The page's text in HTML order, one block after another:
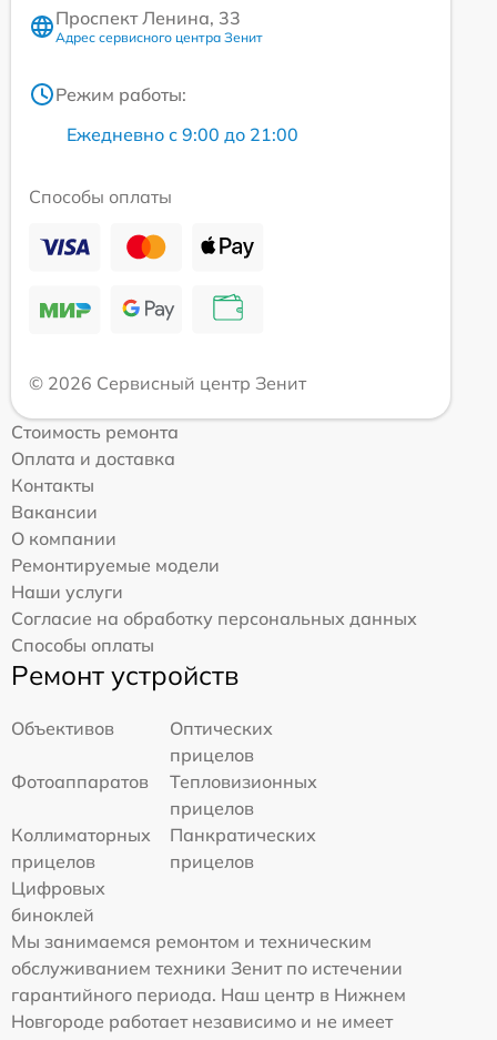
Проспект Ленина, 33
Адрес сервисного центра Зенит
Режим работы:
Ежедневно с 9:00 до 21:00
Способы оплаты
© 2026 Сервисный центр Зенит
Стоимость ремонта
Оплата и доставка
Контакты
Вакансии
О компании
Ремонтируемые модели
Наши услуги
Согласие на обработку персональных данных
Способы оплаты
Ремонт устройств
Объективов
Оптических
прицелов
Фотоаппаратов
Тепловизионных
прицелов
Коллиматорных
прицелов
Панкратических
прицелов
Цифровых
биноклей
Мы занимаемся ремонтом и техническим
обслуживанием техники Зенит по истечении
гарантийного периода. Наш центр в Нижнем
Новгороде работает независимо и не имеет